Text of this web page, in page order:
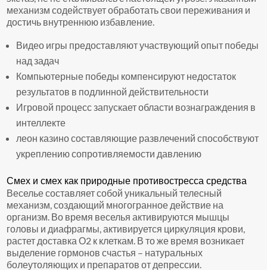
механизм содействует обработать свои переживания и
достичь внутреннюю избавление.
Видео игры предоставляют участвующий опыт победы
над задач
Компьютерные победы компенсируют недостаток
результатов в подлинной действительности
Игровой процесс запускает области вознаграждения в
интеллекте
леон казино составляющие развлечений способствуют
укреплению сопротивляемости давлению
Смех и смех как природные противостресса средства
Веселье составляет собой уникальный телесный
механизм, создающий многогранное действие на
организм. Во время веселья активируются мышцы
головы и диафрагмы, активируется циркуляция крови,
растет доставка О2 к клеткам. В то же время возникает
выделение гормонов счастья – натуральных
болеутоляющих и препаратов от депрессии.